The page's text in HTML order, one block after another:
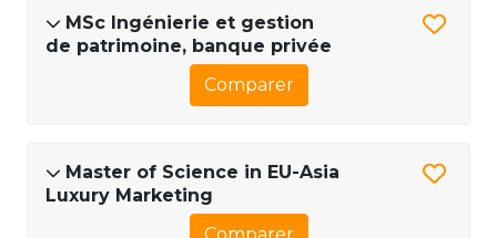
MSc Ingénierie et gestion
de patrimoine, banque privée
Comparer
Master of Science in EU-Asia
Luxury Marketing